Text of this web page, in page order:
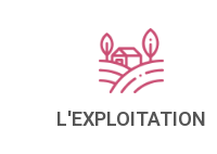
L'EXPLOITATION